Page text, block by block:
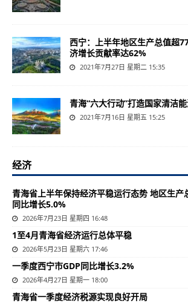
西宁：上半年地区生产总值超
济增长贡献率达62%
2021年7月27日 星期二 15:35
青海“六大行动”打造国家清洁
2021年7月16日 星期五 15:25
经济
青海省上半年保持经济平稳运行态势 地区生产
同比增长5.0%
2026年7月23日 星期四 16:48
1至4月青海省经济运行总体平稳
2026年5月23日 星期六 17:46
一季度西宁市GDP同比增长3.2%
2026年4月27日 星期一 18:00
青海省一季度经济税源实现良好开局